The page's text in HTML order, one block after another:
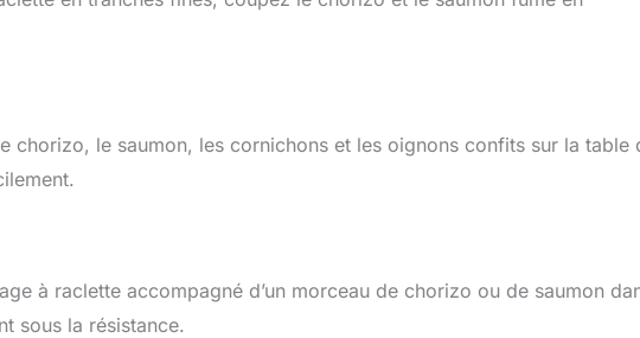
chorizo, le saumon, les cornichons et les oignons confits sur la table
à raclette accompagné d’un morceau de chorizo ou de saumon
sous la résistance.